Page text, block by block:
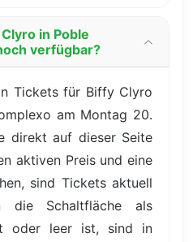
in Poble
verfügbar?
Tickets für Biffy Clyro
am Montag 20.
direkt auf dieser Seite
aktiven Preis und eine
sind Tickets aktuell
die Schaltfläche als
oder leer ist, sind in